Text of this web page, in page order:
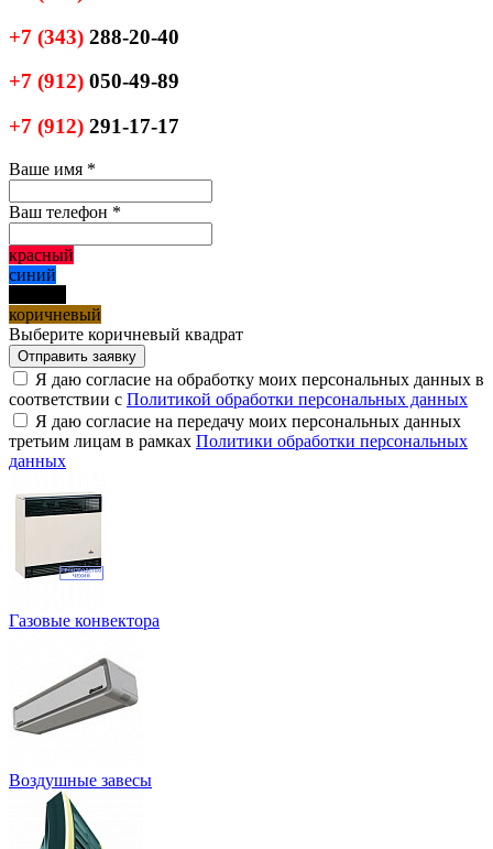
+7 (343) 288-20-40
+7 (912) 050-49-89
+7 (912) 291-17-17
Ваше имя *
Ваш телефон *
красный
синий
коричневый
Выберите коричневый квадрат
Я даю согласие на обработку моих персональных данных в
соответствии с Политикой обработки персональных данных
Я даю согласие на передачу моих персональных данных
третьим лицам в рамках Политики обработки персональных
данных
Газовые конвектора
Воздушные завесы